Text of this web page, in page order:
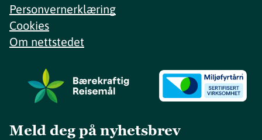
Personvernerklæring
Cookies
Om nettstedet
Meld deg på nyhetsbrev